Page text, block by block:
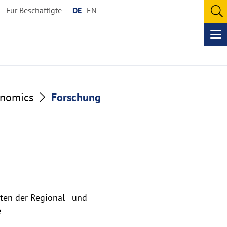
Für Beschäftigte DE EN
Forschung
der Regional - und